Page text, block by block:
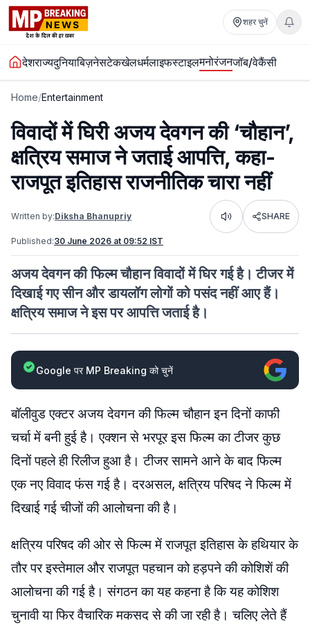
शहर चुनें
देशराज्यदुनियाबिज़नेसटेकखेलधर्मलाइफस्टाइलमनोरंजनजॉब/वेकैंसी
Home/Entertainment
विवादों में घिरी अजय देवगन की ‘चौहान’,
क्षत्रिय समाज ने जताई आपत्ति, कहा-
राजपूत इतिहास राजनीतिक चारा नहीं
Written by:Diksha Bhanupriy Listen SHARE
Published:30 June 2026 at 09:52 IST
अजय देवगन की फिल्म चौहान विवादों में घिर गई है। टीजर में
दिखाई गए सीन और डायलॉग लोगों को पसंद नहीं आए हैं।
क्षत्रिय समाज ने इस पर आपत्ति जताई है।
Google पर MP Breaking को चुनें
बॉलीवुड एक्टर अजय देवगन की फिल्म चौहान इन दिनों काफी
चर्चा में बनी हुई है। एक्शन से भरपूर इस फिल्म का टीजर कुछ
दिनों पहले ही रिलीज हुआ है। टीजर सामने आने के बाद फिल्म
एक नए विवाद फंस गई है। दरअसल, क्षत्रिय परिषद ने फिल्म में
दिखाई गई चीजों की आलोचना की है।
क्षत्रिय परिषद की ओर से फिल्म में राजपूत इतिहास के हथियार के
तौर पर इस्तेमाल और राजपूत पहचान को हड़पने की कोशिशें की
आलोचना की गई है। संगठन का यह कहना है कि यह कोशिश
चुनावी या फिर वैचारिक मकसद से की जा रही है। चलिए लेते हैं